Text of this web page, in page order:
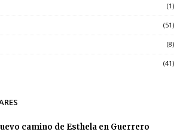
(1)
(51)
(8)
(41)
camino de Esthela en Guerrero